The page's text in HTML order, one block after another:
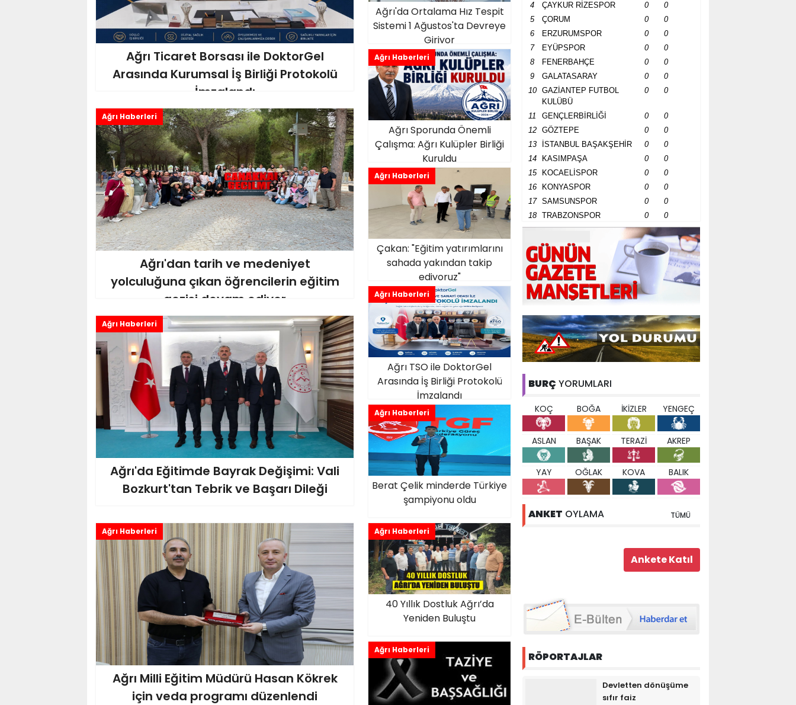
Ağrı Ticaret Borsası ile DoktorGel
Arasında Kurumsal İş Birliği Protokolü
İmzalandı
Ağrı'da Ortalama Hız Tespit
Sistemi 1 Ağustos'ta Devreye
Giriyor
Ağrı Haberleri
Ağrı Sporunda Önemli
Çalışma: Ağrı Kulüpler Birliği
Kuruldu
Ağrı Haberleri
Ağrı'dan tarih ve medeniyet
yolculuğuna çıkan öğrencilerin eğitim
gezisi devam ediyor
Ağrı Haberleri
Çakan: "Eğitim yatırımlarını
sahada yakından takip
ediyoruz"
Ağrı Haberleri
Ağrı TSO ile DoktorGel
Arasında İş Birliği Protokolü
İmzalandı
Ağrı Haberleri
Ağrı'da Eğitimde Bayrak Değişimi: Vali
Bozkurt'tan Tebrik ve Başarı Dileği
Ağrı Haberleri
Berat Çelik minderde Türkiye
şampiyonu oldu
Ağrı Haberleri
40 Yıllık Dostluk Ağrı’da
Yeniden Buluştu
Ağrı Haberleri
Ağrı Milli Eğitim Müdürü Hasan Kökrek
için veda programı düzenlendi
Ağrı Haberleri
4 ÇAYKUR RİZESPOR 0
0
5
ÇORUM 0
0
6
ERZURUMSPOR 0
0
7
EYÜPSPOR 0
0
8
FENERBAHÇE 0
0
9
GALATASARAY 0
0
10
GAZİANTEP FUTBOL
KULÜBÜ
0 0
11 GENÇLERBİRLİĞİ 0
0
12
GÖZTEPE 0
0
13
İSTANBUL BAŞAKŞEHİR 0
0
14
KASIMPAŞA 0
0
15
KOCAELİSPOR 0
0
16
KONYASPOR 0
0
17
SAMSUNSPOR 0
0
18
TRABZONSPOR 0 0
BURÇ YORUMLARI
KOÇ BOĞA İKİZLER YENGEÇ
ASLAN BAŞAK TERAZİ AKREP
YAY OĞLAK KOVA BALIK
ANKET OYLAMA TÜMÜ
RÖPORTAJLAR
Devletten dönüşüme
sıfır faiz